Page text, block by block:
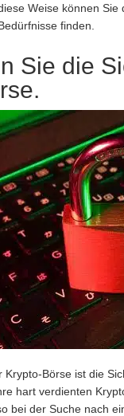
Weise können Sie
finden.
Sie die
Krypto-Börse ist die
hart verdienten
bei der Suche nach